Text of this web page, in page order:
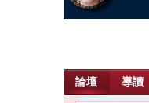
論壇 導讀